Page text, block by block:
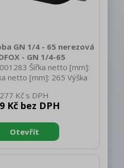
GN 1/4 - 65 nerezová
- GN 1/4-65
Šířka netto [mm]:
netto [mm]: 265 Výška
[mm]: 350 Hloubka
540 Výška brutto [mm]:
304 Vnější barva zařízení:
GN zařízení [mm]:
/ EN zařízení [mm]: GN
277 Kč
Kč bez DPH